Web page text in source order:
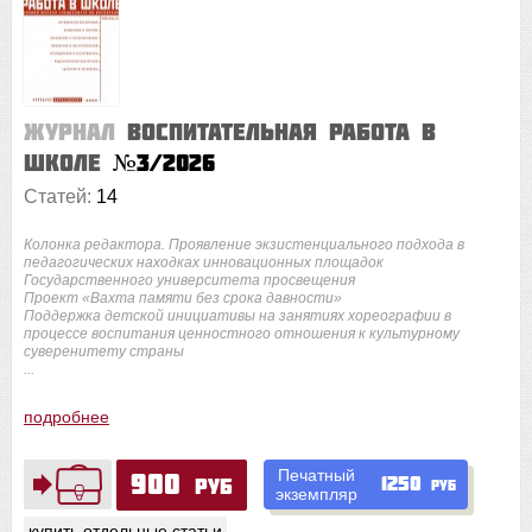
900 руб
Печатный
экземпляр
1250 руб
Журнал Воспитательная работа в
школе №3/2026
Статей: 14
Колонка редактора. Проявление экзистенциального подхода в
педагогических находках инновационных площадок
Государственного университета просвещения
Проект «Вахта памяти без срока давности»
Поддержка детской инициативы на занятиях хореографии в
процессе воспитания ценностного отношения к культурному
суверенитету страны
подробнее